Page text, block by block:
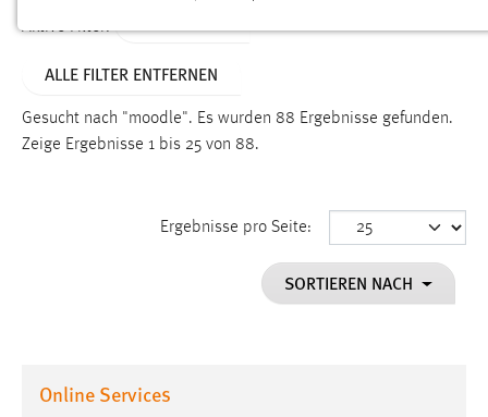
Aktive Filter:
ALLE FILTER ENTFERNEN
Gesucht nach "moodle". Es wurden 88 Ergebnisse gefunden.
Zeige Ergebnisse 1 bis 25 von 88.
Ergebnisse pro Seite:
SORTIEREN NACH
Online Services
Funktionen und sind für die einwandfreie Funktion der
Einverständnis
cookie_consent
Dieser Cookie speichert die ausgewählten Einverständnis-